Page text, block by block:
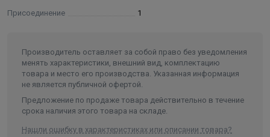
Присоединение 1
Производитель оставляет за собой право без уведомления
менять характеристики, внешний вид, комплектацию
товара и место его производства. Указанная информация
не является публичной офертой.
Предложение по продаже товара действительно в течение
срока наличия этого товара на складе.
Нашли ошибку в характеристиках или описании товара?